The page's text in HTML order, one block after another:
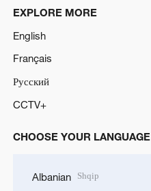
EXPLORE MORE
English
Français
Русский
CCTV+
CHOOSE YOUR LANGUAGE
Albanian Shqip